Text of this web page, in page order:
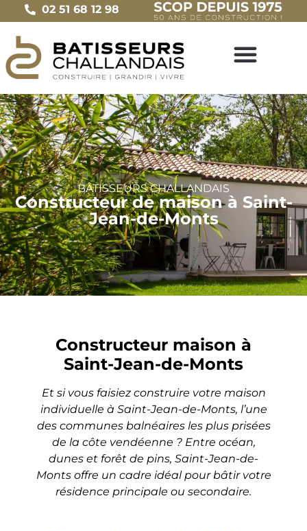
02 51 68 12 98
BÂTISSEURS CHALLANDAIS
Constructeur de maison à Saint-
Jean-de-Monts
Constructeur maison à
Saint-Jean-de-Monts
Et si vous faisiez construire votre maison
individuelle à Saint-Jean-de-Monts, l’une
des communes balnéaires les plus prisées
de la côte vendéenne ? Entre océan,
dunes et forêt de pins, Saint-Jean-de-
Monts offre un cadre idéal pour bâtir votre
résidence principale ou secondaire.